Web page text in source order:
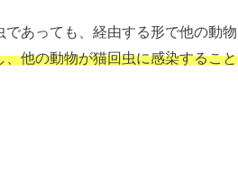
あっても、経由する形で他の動物
他の動物が猫回虫に感染すること